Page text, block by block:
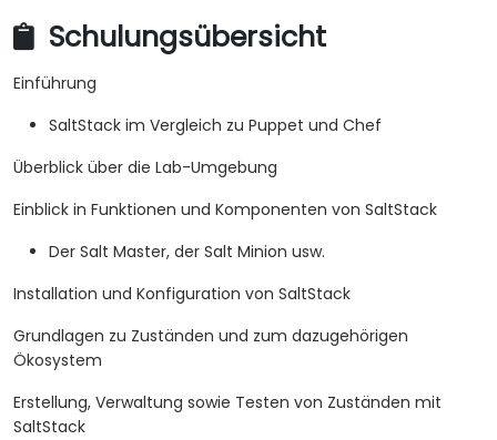
Schulungsübersicht
Einführung
SaltStack im Vergleich zu Puppet und Chef
Überblick über die Lab-Umgebung
Einblick in Funktionen und Komponenten von SaltStack
Der Salt Master, der Salt Minion usw.
Installation und Konfiguration von SaltStack
Grundlagen zu Zuständen und zum dazugehörigen
Ökosystem
Erstellung, Verwaltung sowie Testen von Zuständen mit
SaltStack